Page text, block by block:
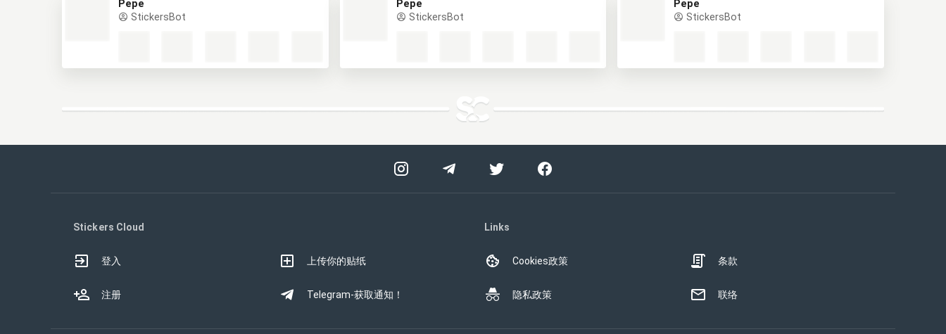
Pepe
StickersBot
Pepe
StickersBot
Pepe
StickersBot
Stickers Cloud
登入
注册
上传你的贴纸
Telegram-获取通知！
Links
Cookies政策
隐私政策
条款
联络